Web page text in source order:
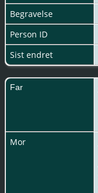
Begravelse
Person ID
Sist endret
Far
Mor